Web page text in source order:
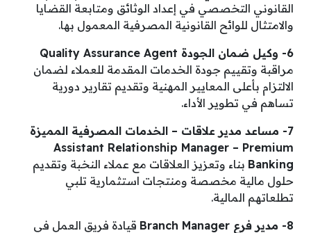
القانوني التخصصي في إعداد الوثائق ومتابعة القضايا
والامتثال للوائح القانونية المصرفية المعمول بها.
6- وكيل ضمان الجودة Quality Assurance Agent
مراقبة وتقييم جودة الخدمات المقدمة للعملاء لضمان
الالتزام بأعلى المعايير المهنية وتقديم تقارير دورية
تساهم في تطوير الأداء.
7- مساعد مدير علاقات – الخدمات المصرفية المميزة
Assistant Relationship Manager – Premium
Banking بناء وتعزيز العلاقات مع عملاء النخبة وتقديم
حلول مالية مخصصة ومنتجات استثمارية تلبي
تطلعاتهم المالية.
8- مدير فرع Branch Manager
قيادة فريق العمل في